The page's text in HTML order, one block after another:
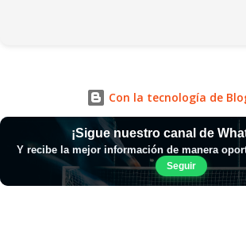
Con la tecnología de
¡Sigue nuestro canal de
Y recibe la mejor información de manera
Seguir